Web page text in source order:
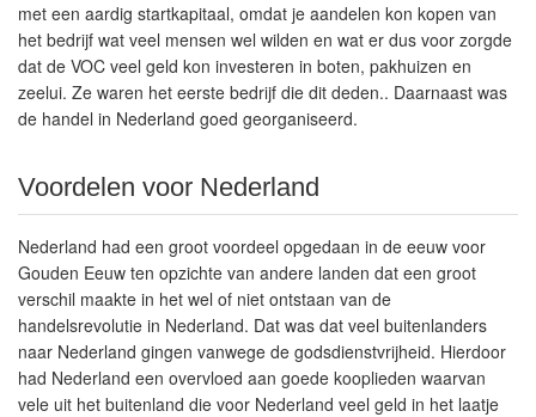
met een aardig startkapitaal, omdat je aandelen kon kopen van
het bedrijf wat veel mensen wel wilden en wat er dus voor zorgde
dat de VOC veel geld kon investeren in boten, pakhuizen en
zeelui. Ze waren het eerste bedrijf die dit deden.. Daarnaast was
de handel in Nederland goed georganiseerd.
Voordelen voor Nederland
Nederland had een groot voordeel opgedaan in de eeuw voor
Gouden Eeuw ten opzichte van andere landen dat een groot
verschil maakte in het wel of niet ontstaan van de
handelsrevolutie in Nederland. Dat was dat veel buitenlanders
naar Nederland gingen vanwege de godsdienstvrijheid. Hierdoor
had Nederland een overvloed aan goede kooplieden waarvan
vele uit het buitenland die voor Nederland veel geld in het laatje